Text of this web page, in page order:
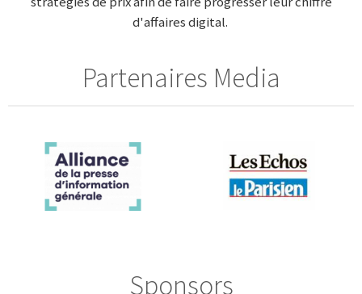
d'affaires digital.
Partenaires Media
Sponsors